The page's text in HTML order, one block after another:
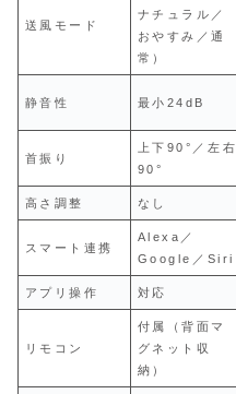
送風モード
ナチュラル／
おやすみ／通
常）
静音性 最小24dB
首振り
上下90°／左右
90°
高さ調整 なし
スマート連携
Alexa／
Google／Siri
アプリ操作 対応
リモコン
付属（背面マ
グネット収
納）